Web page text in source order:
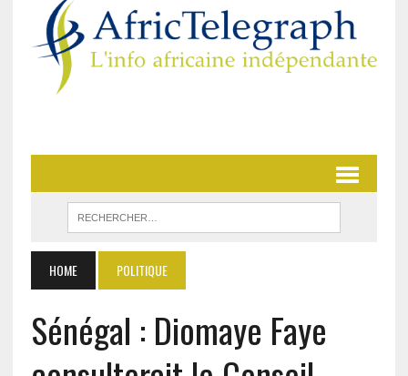
HOME POLITIQUE
Sénégal : Diomaye Faye